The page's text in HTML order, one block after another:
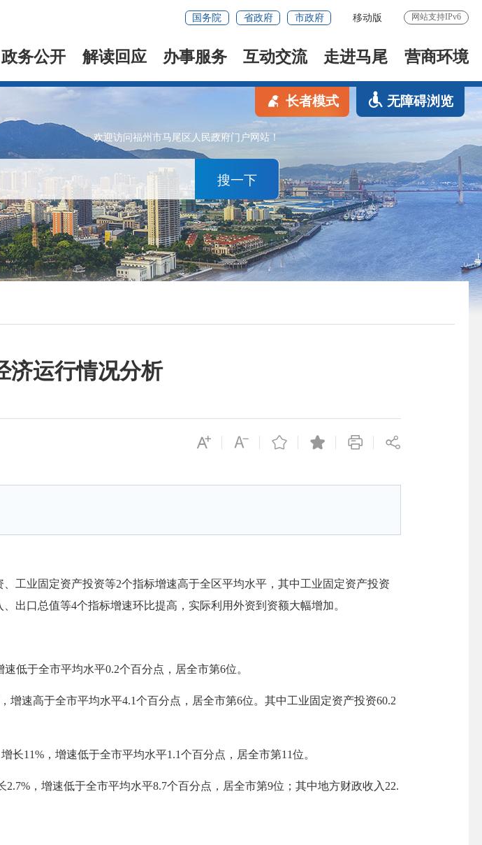
国务院 省政府 市政府 移动版 网站支持IPv6
政务公开 解读回应 办事服务 互动交流 走进马尾 营商环境
欢迎访问福州市马尾区人民政府门户网站！
搜一下
长者模式 无障碍浏览
济运行情况分析
工业固定资产投资等2个指标增速高于全区平均水平，其中工业固定资产投资
、出口总值等4个指标增速环比提高，实际利用外资到资额大幅增加。
速低于全市平均水平0.2个百分点 ，居全市第6位。
增速高于全市平均水平4.1个百分点，居全市第6位。其中工业固定资产投资60.2
长11%，增速低于全市平均水平1.1个百分点，居全市第11位。
2.7%，增速低于全市平均水平8.7个百分点，居全市第9位；其中地方财政收入 22.